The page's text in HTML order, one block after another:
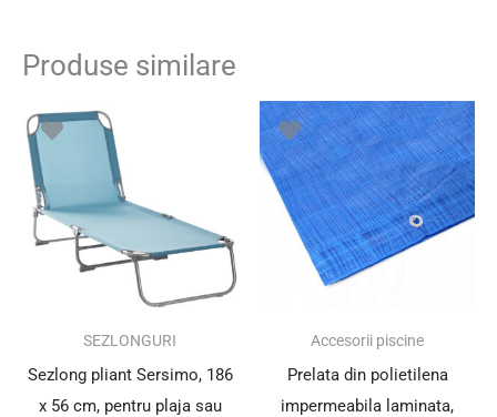
Produse similare
SEZLONGURI
Sezlong pliant Sersimo, 186
x 56 cm, pentru plaja sau
Accesorii piscine
Prelata din polietilena
impermeabila laminata,